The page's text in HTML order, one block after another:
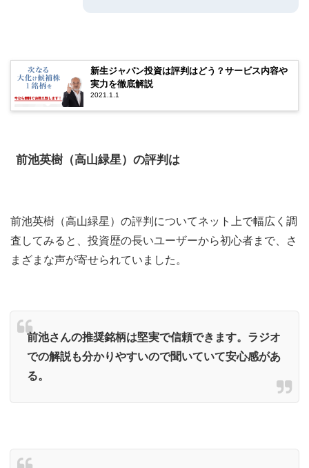
新生ジャパン投資は評判はどう？サービス内容や
実力を徹底解説
2021.1.1
前池英樹（高山緑星）の評判は
前池英樹（高山緑星）の評判についてネット上で幅広く調
査してみると、投資歴の長いユーザーから初心者まで、さ
まざまな声が寄せられていました。
前池さんの推奨銘柄は堅実で信頼できます。ラジオ
での解説も分かりやすいので聞いていて安心感があ
る。